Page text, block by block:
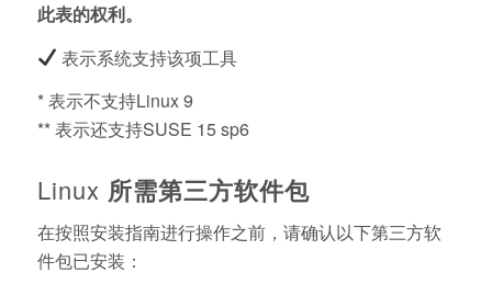
此表的权利。
表示系统支持该项工具
* 表示不支持Linux 9
** 表示还支持SUSE 15 sp6
Linux 所需第三方软件包
在按照安装指南进行操作之前，请确认以下第三方软
件包已安装：